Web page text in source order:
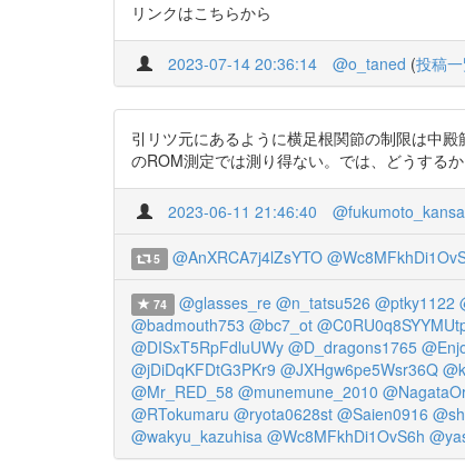
リンクはこちらから
2023-07-14 20:36:14 @o_taned (投稿
引リツ元にあるように横足根関節の制限は中
のROM測定では測り得ない。では、どうする
2023-06-11 21:46:40
5 @AnXRCA7j4lZsYTO
74 @glasses_re @n_tatsu526 @ptky1122
@badmouth753 @bc7_ot
@DISxT5RpFdluUWy @D_dragons1765
@jDiDqKFDtG3PKr9 @JXHgw6pe5Wsr36Q
@Mr_RED_58 @munemune_2010
@RTokumaru @ryota0628st @Saien0916
@wakyu_kazuhisa @Wc8MFkhDi1OvS6h